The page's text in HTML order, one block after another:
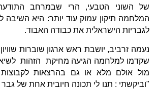
של השוני הטבעי, הרי שבמרחב
המלחמה תיקון עמוק עוד יותר: היא השיבה
לגבריות הישראלית את כבודה האבוד.
נעמה זרביב, יושבת ראש ארגון שוברות
שקדמו למלחמה הגיעה מחיקת הזהות
מול אולם מלא או גם בהרצאות
"וביקשתי : תנו לי תכונה חיובית אחת של